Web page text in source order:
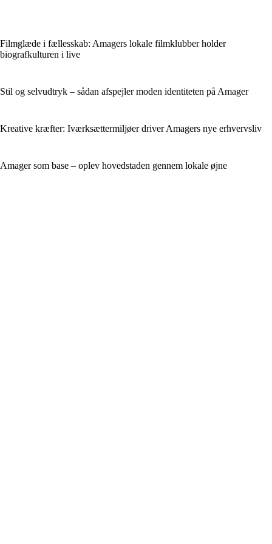
Filmglæde i fællesskab: Amagers lokale filmklubber holder
biografkulturen i live
Stil og selvudtryk – sådan afspejler moden identiteten på Amager
Kreative kræfter: Iværksættermiljøer driver Amagers nye erhvervsliv
Amager som base – oplev hovedstaden gennem lokale øjne